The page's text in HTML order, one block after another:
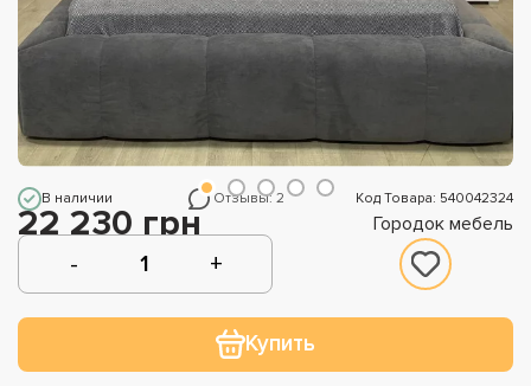
В наличии Отзывы: 2 Код Товара: 540042324
22 230 грн Городок мебель
Купить